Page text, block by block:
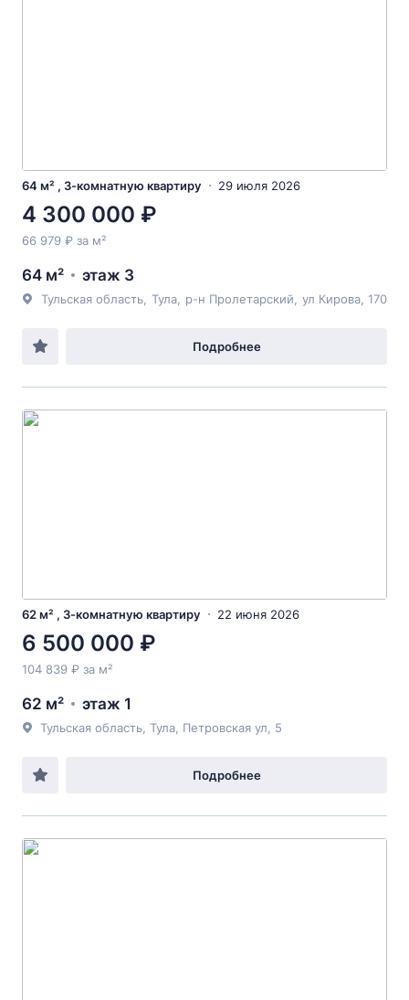
64 м² , 3-комнатную квартиру 29 июля 2026
4 300 000 ₽
66 979 ₽ за м²
64 м² этаж 3
Тульская область Тула р-н Пролетарский ул Кирова , 170
Подробнее
62 м² , 3-комнатную квартиру 22 июня 2026
6 500 000 ₽
104 839 ₽ за м²
62 м² этаж 1
Тульская область, Тула, Петровская ул, 5
Подробнее